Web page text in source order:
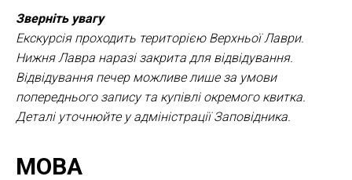
Зверніть увагу
Екскурсія проходить територією Верхньої Лаври.
Нижня Лавра наразі закрита для відвідування.
Відвідування печер можливе лише за умови
попереднього запису та купівлі окремого квитка.
Деталі уточнюйте у адміністрації Заповідника.
МОВА